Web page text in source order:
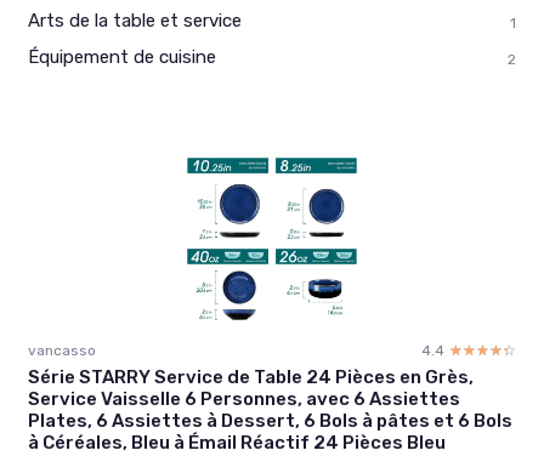
Arts de la table et service 1
Équipement de cuisine 2
vancasso 4.4 ☆☆☆☆☆
★★★★★
Série STARRY Service de Table 24 Pièces en Grès,
Service Vaisselle 6 Personnes, avec 6 Assiettes
Plates, 6 Assiettes à Dessert, 6 Bols à pâtes et 6 Bols
à Céréales, Bleu à Émail Réactif 24 Pièces Bleu